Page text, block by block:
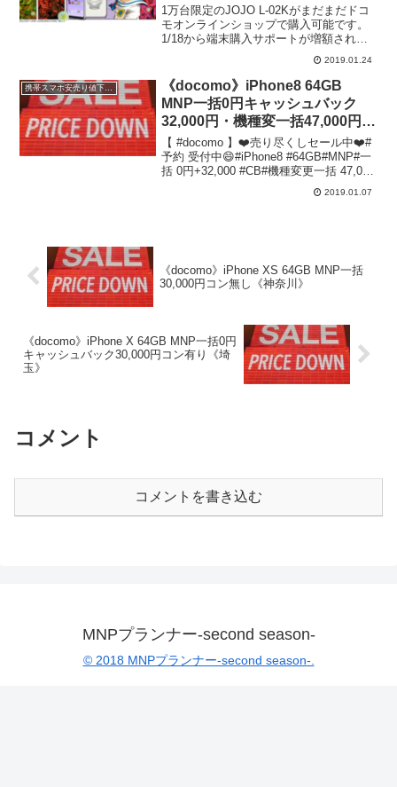
た？
1万台限定のJOJO L-02Kがまだまだドコ
モオンラインショップで購入可能です。
1/18から端末購入サポートが増額され、
なんと125,000円引きの648円！ドコモオ
ンラインショップ JOJO L-02K端末購入
サポートなので、すぐにネッ...
2019.01.24
携帯スマホ安売り値下げ情報
《docomo》iPhone8 64GB
MNP一括0円キャッシュバック
32,000円・機種変一括47,000円コ
ン有12,000円分《東京》
【 #docomo 】❤️売り尽くしセール中❤️#
予約 受付中😄#iPhone8 #64GB#MNP#一
括 0円+32,000 #CB#機種変更一括 47,000
円詳細 0357517355#ドコモ #武蔵小山 #
2019.01.07
《docomo》iPhone XS 64GB MNP一括
30,000円コン無し《神奈川》
《docomo》iPhone X 64GB MNP一括0円
キャッシュバック30,000円コン有り《埼
玉》
コメント
コメントを書き込む
MNPプランナー-second season-
© 2018 MNPプランナー-second season-.